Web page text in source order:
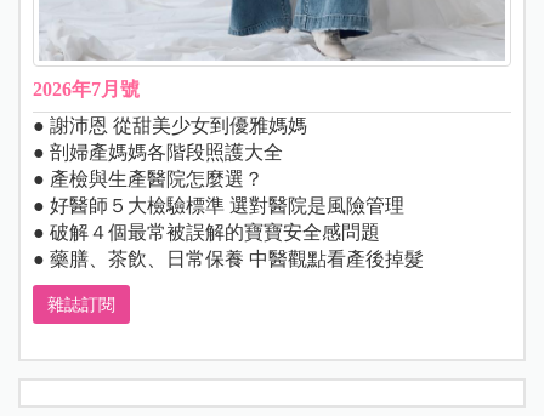
2026年7月號
● 謝沛恩 從甜美少女到優雅媽媽
● 剖婦產媽媽各階段照護大全
● 產檢與生產醫院怎麼選？
● 好醫師５大檢驗標準 選對醫院是風險管理
● 破解４個最常被誤解的寶寶安全感問題
● 藥膳、茶飲、日常保養 中醫觀點看產後掉髮
雜誌訂閱